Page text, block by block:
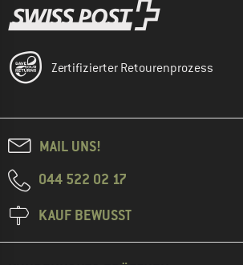
Zertifizierter Retourenprozess
MAIL UNS!
044 522 02 17
KAUF BEWUSST